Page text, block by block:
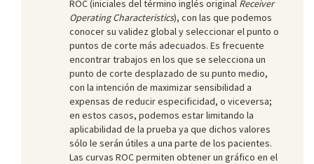
ROC(iniciales del término inglés original Receiver
Operating Characteristics), con las que podemos
conocer su validez global y seleccionar el punto o
puntos de corte más adecuados. Es frecuente
encontrar trabajos en los que se selecciona un
punto de corte desplazado de su punto medio,
con la intención de maximizar sensibilidad a
expensas de reducir especificidad, o viceversa;
en estos casos, podemos estar limitando la
aplicabilidad de la prueba ya que dichos valores
sólo le serán útiles a una parte de los pacientes.
Las curvas ROC permiten obtener un gráfico en el